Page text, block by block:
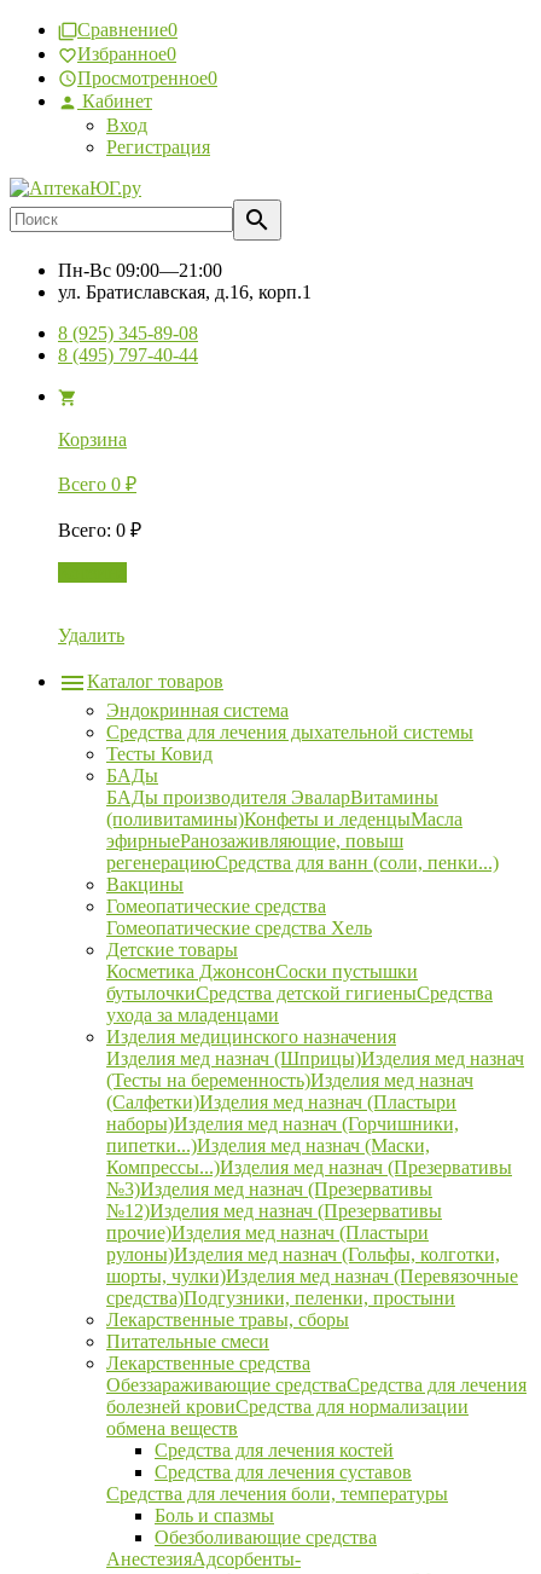
Сравнение0
Избранное0
Просмотренное0
Кабинет
Вход
Регистрация
Пн-Вс 09:00—21:00
ул. Братиславская, д.16, корп.1
8 (925) 345-89-08
8 (495) 797-40-44
Корзина
Всего 0 ₽
Всего: 0 ₽
Удалить
Каталог товаров
Эндокринная система
Средства для лечения дыхательной системы
Тесты Ковид
БАДы
БАДы производителя ЭваларВитамины
(поливитамины)Конфеты и леденцыМасла
эфирныеРанозаживляющие, повыш
регенерациюСредства для ванн (соли, пенки...)
Вакцины
Гомеопатические средства
Гомеопатические средства Хель
Детские товары
Косметика ДжонсонСоски пустышки
бутылочкиСредства детской гигиеныСредства
ухода за младенцами
Изделия медицинского назначения
Изделия мед назнач (Шприцы)Изделия мед назнач
(Тесты на беременность)Изделия мед назнач
(Салфетки)Изделия мед назнач (Пластыри
наборы)Изделия мед назнач (Горчишники,
пипетки...)Изделия мед назнач (Маски,
Компрессы...)Изделия мед назнач (Презервативы
№3)Изделия мед назнач (Презервативы
№12)Изделия мед назнач (Презервативы
прочие)Изделия мед назнач (Пластыри
рулоны)Изделия мед назнач (Гольфы, колготки,
шорты, чулки)Изделия мед назнач (Перевязочные
средства)Подгузники, пеленки, простыни
Лекарственные травы, сборы
Питательные смеси
Лекарственные средства
Обеззараживающие средстваСредства для лечения
болезней кровиСредства для нормализации
обмена веществ
Средства для лечения костей
Средства для лечения суставов
Средства для лечения боли, температуры
Боль и спазмы
Обезболивающие средства
АнестезияАдсорбенты-